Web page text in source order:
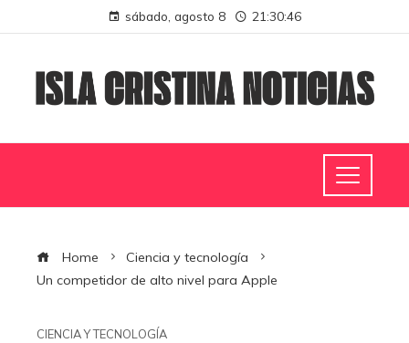
sábado, agosto 8 21:30:47
Home
Ciencia y tecnología
Un competidor de alto nivel para Apple
CIENCIA Y TECNOLOGÍA